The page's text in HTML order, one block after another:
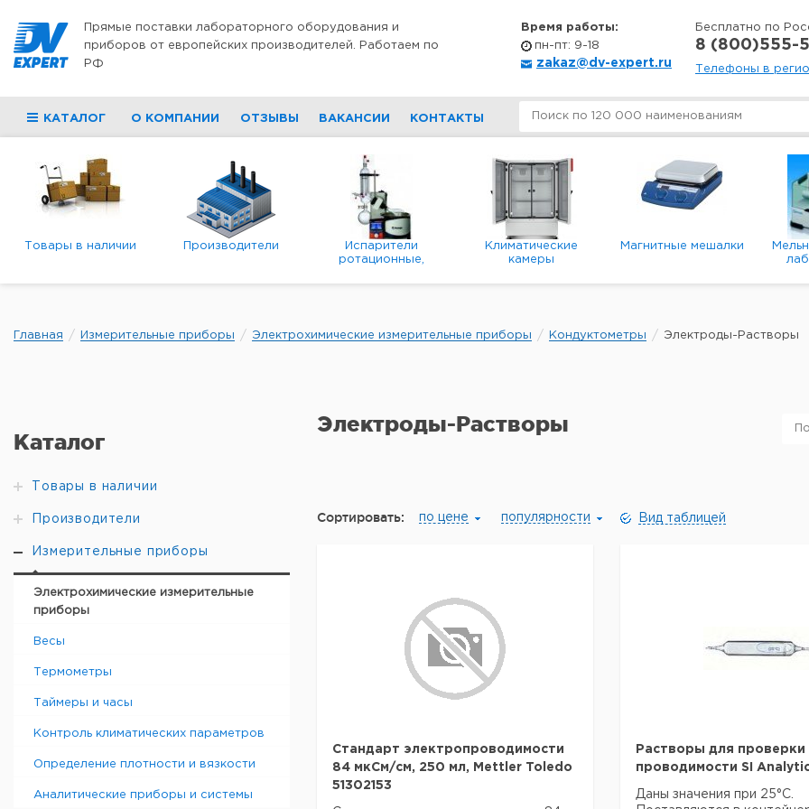
Прямые поставки лабораторного оборудования и
приборов от европейских производителей. Работаем по
РФ
Время работы:
пн-пт: 9-18
zakaz@dv-expert.ru
Бесплатно по
8 (800)555-
Телефоны в
КАТАЛОГ О КОМПАНИИ ОТЗЫВЫ ВАКАНСИИ КОНТАКТЫ
Товары в наличии Производители
Испарители
ротационные,
вакуумные
Климатические
камеры
Магнитные мешалки
Главная Измерительные приборы Электрохимические измерительные приборы Кондуктометры Электроды-Растворы
Каталог
Товары в наличии
Производители
Измерительные приборы
Электрохимические измерительные
приборы
Весы
Термометры
Таймеры и часы
Контроль климатических параметров
Определение плотности и вязкости
Аналитические приборы и системы
Электроды-Растворы
Сортировать: по цене популярности Вид таблицей
Стандарт электропроводимости
84 мкСм/cм, 250 мл, Mettler Toledo
51302153
Растворы для проверки
проводимости SI
Даны значения при 25°C.